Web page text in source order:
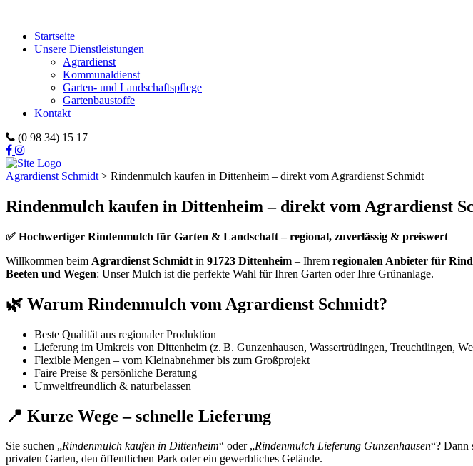
Startseite
Unsere Dienstleistungen
Agrardienst
Kommunaldienst
Garten- und Landschaftspflege
Gartenbaustoffe
Kontakt
(0 98 34) 15 17
Agrardienst Schmidt > Rindenmulch kaufen in Dittenheim – direkt vom Agrardienst Schmidt
Rindenmulch kaufen in Dittenheim – direkt vom Agrardienst
✅ Hochwertiger Rindenmulch für Garten & Landschaft – regional, zuverlässig & preiswert
Willkommen beim Agrardienst Schmidt in 91723 Dittenheim – Ihrem regionalen Anbieter für
Beeten und Wegen: Unser Mulch ist die perfekte Wahl für Ihren Garten oder Ihre Grünanlage.
🌿 Warum Rindenmulch vom Agrardienst Schmidt?
Beste Qualität aus regionaler Produktion
Lieferung im Umkreis von Dittenheim (z. B. Gunzenhausen, Wassertrüdingen, Treuchtlingen,
Flexible Mengen – vom Kleinabnehmer bis zum Großprojekt
Faire Preise & persönliche Beratung
Umweltfreundlich & naturbelassen
📍 Kurze Wege – schnelle Lieferung
Sie suchen „Rindenmulch kaufen in Dittenheim“ oder „Rindenmulch Lieferung Gunzenhausen“? Dann
privaten Garten, den öffentlichen Park oder ein gewerbliches Gelände.